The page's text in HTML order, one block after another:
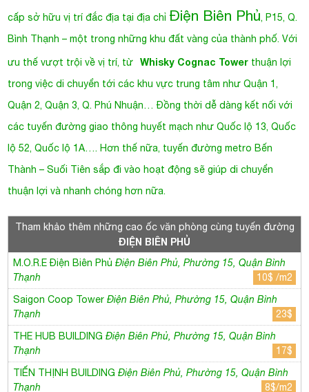
cấp sở hữu vị trí đắc địa tại địa chỉ Điện Biên Phủ, P15, Q.
Bình Thạnh – một trong những khu đất vàng của thành phố. Với
ưu thế vượt trội về vị trí, từ Whisky Cognac Tower thuận lợi
trong việc di chuyển tới các khu vực trung tâm như Quận 1,
Quận 2, Quận 3, Q. Phú Nhuận… Đồng thời dễ dàng kết nối với
các tuyến đường giao thông huyết mạch như Quốc lộ 13, Quốc
lộ 52, Quốc lộ 1A…. Hơn thế nữa, tuyến đường metro Bến
Thành – Suối Tiên sắp đi vào hoạt động sẽ giúp di chuyển
thuận lợi và nhanh chóng hơn nữa.
Tham khảo thêm những cao ốc văn phòng cùng tuyến đường
ĐIỆN BIÊN PHỦ
M.O.R.E Điện Biên PhủĐiện Biên Phủ, Phường 15, Quận Bình
Thạnh
10$ /m2
Saigon Coop TowerĐiện Biên Phủ, Phường 15, Quận Bình
Thạnh
23$
THE HUB BUILDINGĐiện Biên Phủ, Phường 15, Quận Bình
Thạnh
17$
TIẾN THỊNH BUILDINGĐiện Biên Phủ, Phường 15, Quận Bình
Thạnh
8$/m2